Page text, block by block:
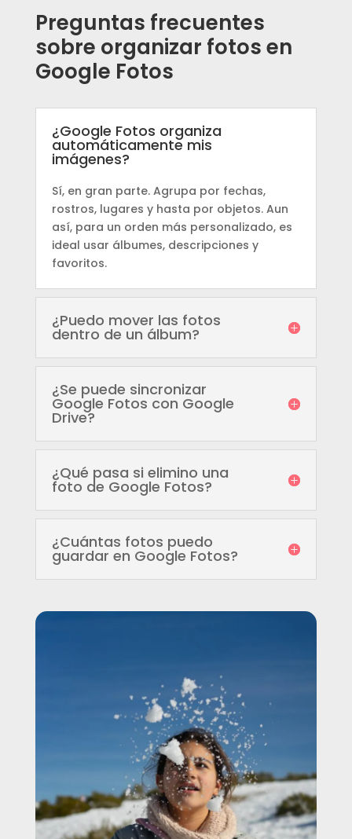
Preguntas frecuentes
sobre organizar fotos en
Google Fotos
¿Google Fotos organiza
automáticamente mis
imágenes?
Sí, en gran parte. Agrupa por fechas,
rostros, lugares y hasta por objetos. Aun
así, para un orden más personalizado, es
ideal usar álbumes, descripciones y
favoritos.
¿Puedo mover las fotos
dentro de un álbum?
¿Se puede sincronizar
Google Fotos con Google
Drive?
¿Qué pasa si elimino una
foto de Google Fotos?
¿Cuántas fotos puedo
guardar en Google Fotos?